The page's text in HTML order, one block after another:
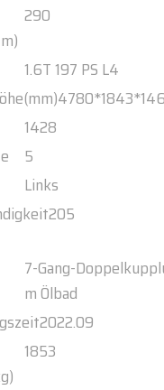
290
1.6T 197 PS L4
1428
5
Links
205
7-Gang-
m Ölbad
2022.09
1853